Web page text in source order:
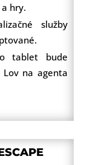
hry.
služby
tablet bude
Lov na agenta